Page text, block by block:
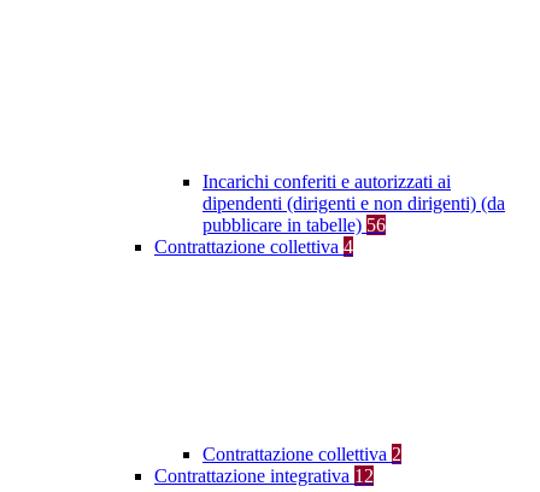
Incarichi conferiti e autorizzati ai
dipendenti (dirigenti e non dirigenti) (da
pubblicare in tabelle) 56
Contrattazione collettiva 4
Contrattazione collettiva 2
Contrattazione integrativa 12